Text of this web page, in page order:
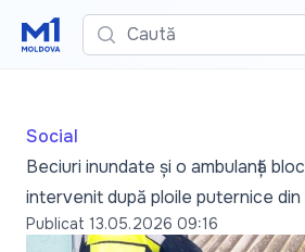
Caută
Social
Beciuri inundate și o ambulanță
intervenit după ploile puternice din
Publicat 13.05.2026 09:16